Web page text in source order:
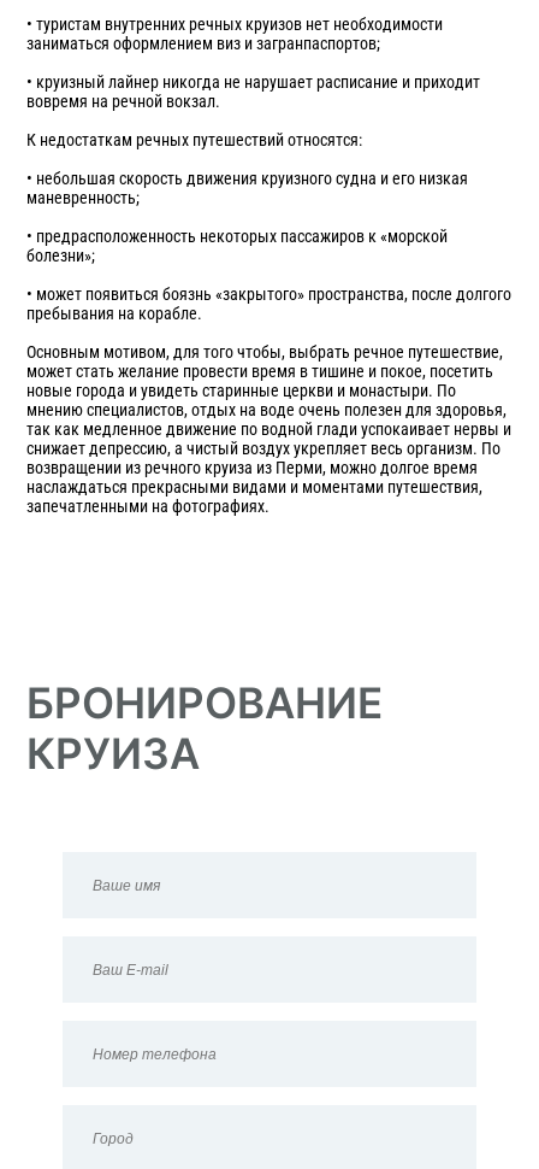
• туристам внутренних речных круизов нет необходимости
заниматься оформлением виз и загранпаспортов;
• круизный лайнер никогда не нарушает расписание и приходит
вовремя на речной вокзал.
К недостаткам речных путешествий относятся:
• небольшая скорость движения круизного судна и его низкая
маневренность;
• предрасположенность некоторых пассажиров к «морской
болезни»;
• может появиться боязнь «закрытого» пространства, после долгого
пребывания на корабле.
Основным мотивом, для того чтобы, выбрать речное путешествие,
может стать желание провести время в тишине и покое, посетить
новые города и увидеть старинные церкви и монастыри. По
мнению специалистов, отдых на воде очень полезен для здоровья,
так как медленное движение по водной глади успокаивает нервы и
снижает депрессию, а чистый воздух укрепляет весь организм. По
возвращении из речного круиза из Перми, можно долгое время
наслаждаться прекрасными видами и моментами путешествия,
запечатленными на фотографиях.
БРОНИРОВАНИЕ
КРУИЗА